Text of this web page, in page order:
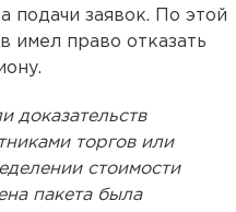
подачи заявок. По этой
имел право отказать
доказательств
торгов или
стоимости
пакета была